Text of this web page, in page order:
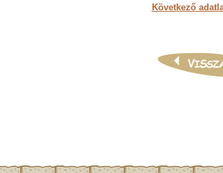
Következő